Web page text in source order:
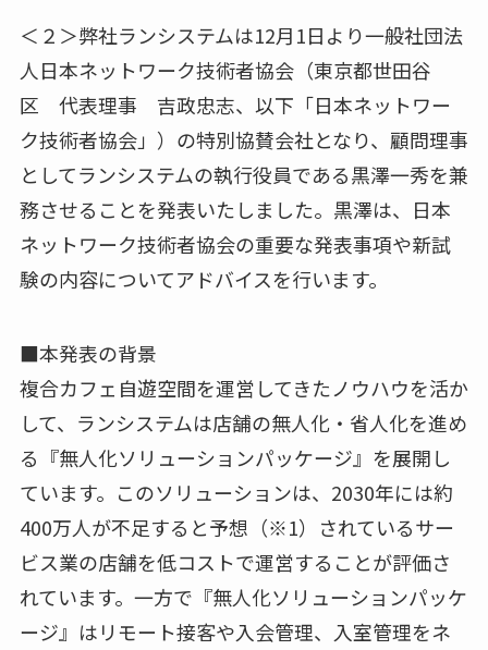
＜２＞弊社ランシステムは12月1日より一般社団法
人日本ネットワーク技術者協会（東京都世田谷
区 代表理事 吉政忠志、以下「日本ネットワー
ク技術者協会」）の特別協賛会社となり、顧問理事
としてランシステムの執行役員である黒澤一秀を兼
務させることを発表いたしました。黒澤は、日本
ネットワーク技術者協会の重要な発表事項や新試
験の内容についてアドバイスを行います。
■本発表の背景
複合カフェ自遊空間を運営してきたノウハウを活か
して、ランシステムは店舗の無人化・省人化を進め
る『無人化ソリューションパッケージ』を展開し
ています。このソリューションは、2030年には約
400万人が不足すると予想（※1）されているサー
ビス業の店舗を低コストで運営することが評価さ
れています。一方で『無人化ソリューションパッケ
ージ』はリモート接客や入会管理、入室管理をネ